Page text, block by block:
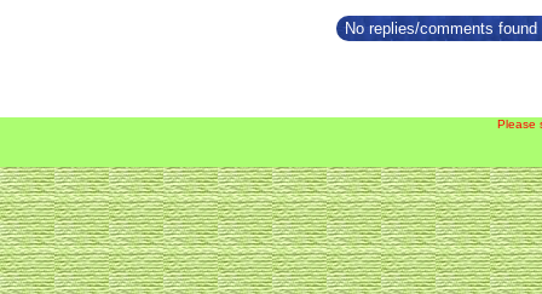
No replies/comments
Please